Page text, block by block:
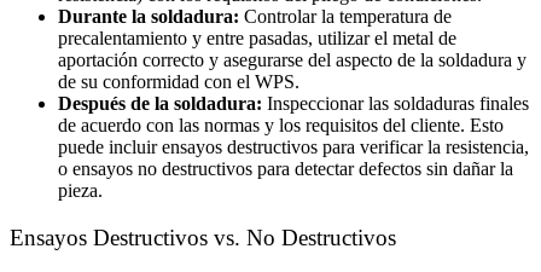
Durante la soldadura: Controlar la temperatura de
precalentamiento y entre pasadas, utilizar el metal de
aportación correcto y asegurarse del aspecto de la soldadura y
de su conformidad con el WPS.
Después de la soldadura: Inspeccionar las soldaduras finales
de acuerdo con las normas y los requisitos del cliente. Esto
puede incluir ensayos destructivos para verificar la resistencia,
o ensayos no destructivos para detectar defectos sin dañar la
pieza.
Ensayos Destructivos vs. No Destructivos